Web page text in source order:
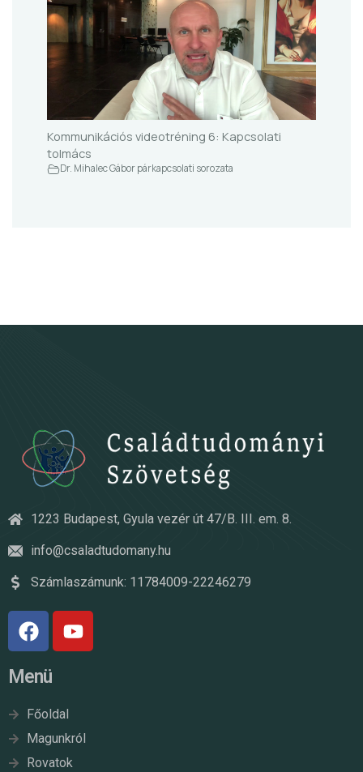
Kommunikációs videotréning 6: Kapcsolati
tolmács
Dr. Mihalec Gábor párkapcsolati sorozata
1223 Budapest, Gyula vezér út 47/B. III. em. 8.
info@csaladtudomany.hu
Számlaszámunk: 11784009-22246279
Menü
Főoldal
Magunkról
Rovatok